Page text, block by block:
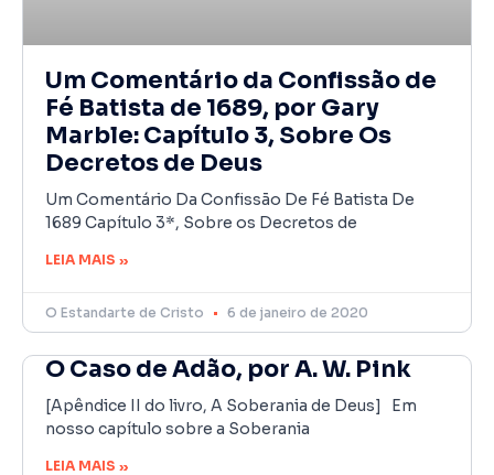
Um Comentário da Confissão de
Fé Batista de 1689, por Gary
Marble: Capítulo 3, Sobre Os
Decretos de Deus
Um Comentário Da Confissão De Fé Batista De
1689 Capítulo 3*, Sobre os Decretos de
LEIA MAIS »
O Estandarte de Cristo 6 de janeiro de 2020
O Caso de Adão, por A. W. Pink
[Apêndice II do livro, A Soberania de Deus] Em
nosso capítulo sobre a Soberania
LEIA MAIS »